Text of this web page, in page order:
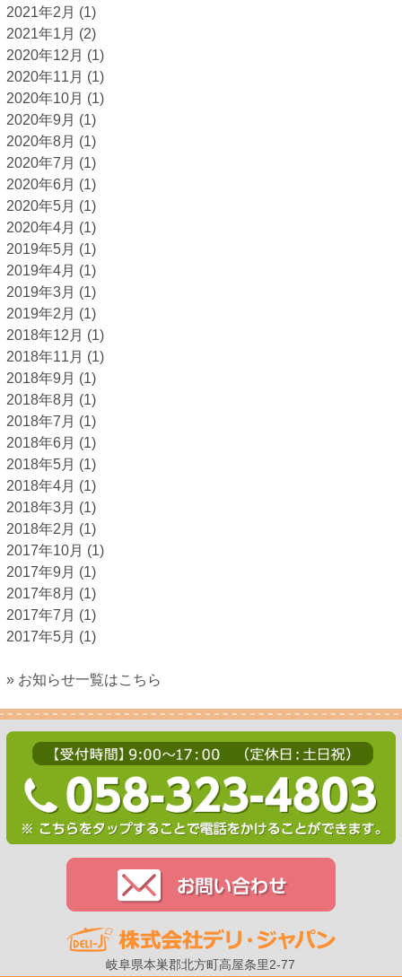
2021年2月 (1)
2021年1月 (2)
2020年12月 (1)
2020年11月 (1)
2020年10月 (1)
2020年9月 (1)
2020年8月 (1)
2020年7月 (1)
2020年6月 (1)
2020年5月 (1)
2020年4月 (1)
2019年5月 (1)
2019年4月 (1)
2019年3月 (1)
2019年2月 (1)
2018年12月 (1)
2018年11月 (1)
2018年9月 (1)
2018年8月 (1)
2018年7月 (1)
2018年6月 (1)
2018年5月 (1)
2018年4月 (1)
2018年3月 (1)
2018年2月 (1)
2017年10月 (1)
2017年9月 (1)
2017年8月 (1)
2017年7月 (1)
2017年5月 (1)
» お知らせ一覧はこちら
岐阜県本巣郡北方町高屋条里2-77